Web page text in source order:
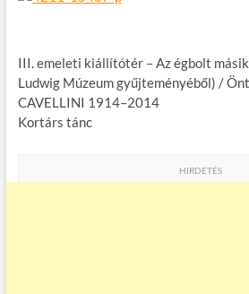
III. emeleti kiállítótér – Az égbolt
Ludwig Múzeum gyűjteményéből) /
CAVELLINI 1914–2014
Kortárs tánc
HIRDETÉS